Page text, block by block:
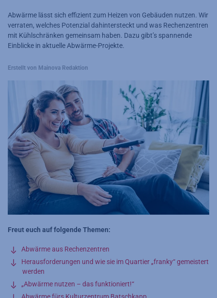
Abwärme lässt sich effizient zum Heizen von Gebäuden nutzen. Wir
verraten, welches Potenzial dahintersteckt und was Rechenzentren
mit Kühlschränken gemeinsam haben. Dazu gibt’s spannende
Einblicke in aktuelle Abwärme-Projekte.
Erstellt von Mainova Redaktion
Freut euch auf folgende Themen:
Abwärme aus Rechenzentren
Herausforderungen und wie sie im Quartier „franky“ gemeistert
werden
„Abwärme nutzen – das funktioniert!“